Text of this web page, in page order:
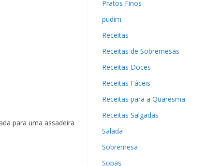
para uma assadeira
Pratos Finos
pudim
Receitas
Receitas de Sobremesas
Receitas Doces
Receitas Fáceis
Receitas para a Quaresma
Receitas Salgadas
Salada
Sobremesa
Sopas